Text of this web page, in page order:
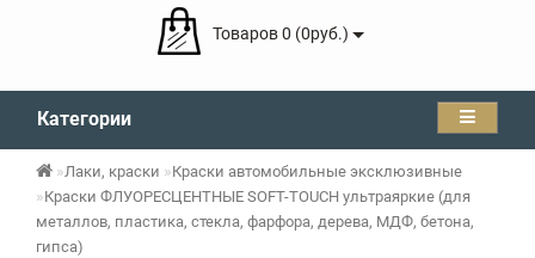
Товаров 0 (0руб.)
Категории
Лаки, краски
Краски автомобильные эксклюзивные
Краски ФЛУОРЕСЦЕНТНЫЕ SOFT-TOUCH ультраяркие (для
металлов, пластика, стекла, фарфора, дерева, МДФ, бетона,
гипса)